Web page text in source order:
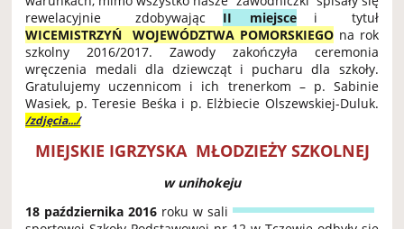
rewelacyjnie zdobywając II miejscei tytuł
WICEMISTRZYŃ WOJEWÓDZTWA POMORSKIEGOna rok
szkolny 2016/2017. Zawody zakończyła ceremonia
wręczenia medali dla dziewcząt i pucharu dla szkoły.
Gratulujemy uczennicom i ich trenerkom – p. Sabinie
Wasiek, p. Teresie Beśka i p. Elżbiecie Olszewskiej-Duluk.
/zdjęcia.../
MIEJSKIE IGRZYSKA MŁODZIEŻY SZKOLNEJ
w unihokeju
18 października 2016 roku w sali